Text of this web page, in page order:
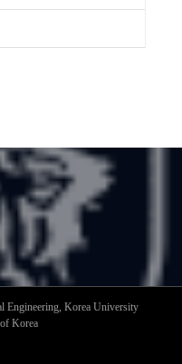
Engineering, Korea University
Korea